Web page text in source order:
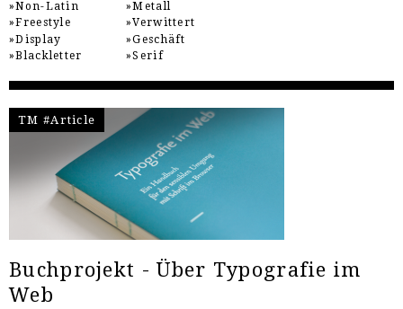
Non-Latin
Freestyle
Display
Blackletter
Metall
Verwittert
Geschäft
Serif
TM #Article
Buchprojekt - Über Typografie im
Web